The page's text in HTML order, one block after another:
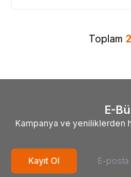
Toplam 2
E-
Kampanya ve yeniliklerden
Kayıt Ol